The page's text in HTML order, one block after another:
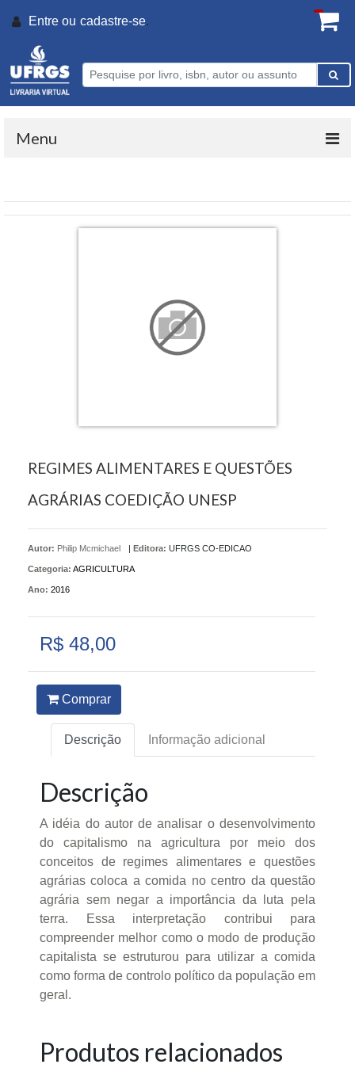
Entre ou cadastre-se.
Menu
REGIMES ALIMENTARES E QUESTÕES
AGRÁRIAS COEDIÇÃO UNESP
Autor: Philip Mcmichael | Editora: UFRGS CO-EDICAO
Categoria: AGRICULTURA
Ano: 2016
R$ 48,00
Comprar
Descrição Informação adicional
Descrição
A idéia do autor de analisar o desenvolvimento
do capitalismo na agricultura por meio dos
conceitos de regimes alimentares e questões
agrárias coloca a comida no centro da questão
agrária sem negar a importância da luta pela
terra. Essa interpretação contribui para
compreender melhor como o modo de produção
capitalista se estruturou para utilizar a comida
como forma de controlo político da população em
geral.
Produtos relacionados